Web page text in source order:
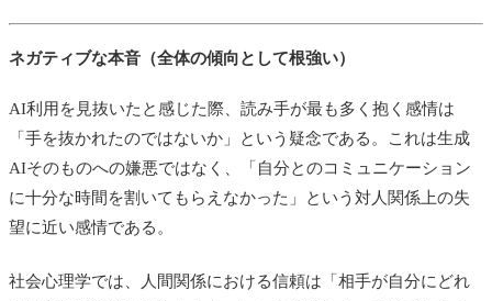
ネガティブな本音（全体の傾向として根強い）
AI利用を見抜いたと感じた際、読み手が最も多く抱く感情は
「手を抜かれたのではないか」という疑念である。これは生成
AIそのものへの嫌悪ではなく、「自分とのコミュニケーション
に十分な時間を割いてもらえなかった」という対人関係上の失
望に近い感情である。
社会心理学では、人間関係における信頼は「相手が自分にどれ